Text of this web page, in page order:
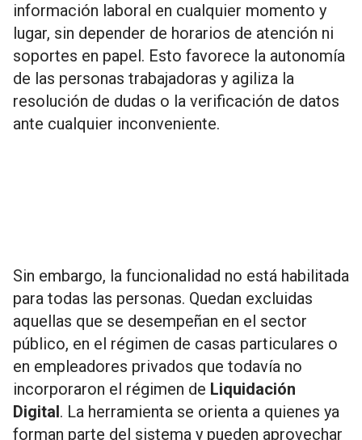
información laboral en cualquier momento y
lugar, sin depender de horarios de atención ni
soportes en papel. Esto favorece la autonomía
de las personas trabajadoras y agiliza la
resolución de dudas o la verificación de datos
ante cualquier inconveniente.
Sin embargo, la funcionalidad no está habilitada
para todas las personas. Quedan excluidas
aquellas que se desempeñan en el sector
público, en el régimen de casas particulares o
en empleadores privados que todavía no
incorporaron el régimen de Liquidación
Digital. La herramienta se orienta a quienes ya
forman parte del sistema y pueden aprovechar